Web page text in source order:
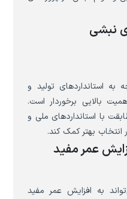
نبشی
به استانداردهای تولید و
بالایی برخوردار است.
با استانداردهای ملی و
انتخاب بهتر کمک کند.
عمر مفید
به افزایش عمر مفید